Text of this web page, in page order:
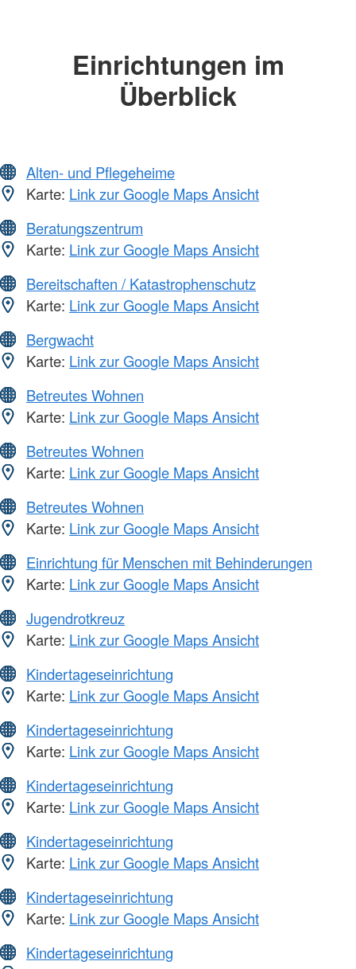
Einrichtungen im
Überblick
Alten- und Pflegeheime
Karte: Link zur Google Maps Ansicht
Beratungszentrum
Karte: Link zur Google Maps Ansicht
Bereitschaften / Katastrophenschutz
Karte: Link zur Google Maps Ansicht
Bergwacht
Karte: Link zur Google Maps Ansicht
Betreutes Wohnen
Karte: Link zur Google Maps Ansicht
Betreutes Wohnen
Karte: Link zur Google Maps Ansicht
Betreutes Wohnen
Karte: Link zur Google Maps Ansicht
Einrichtung für Menschen mit Behinderungen
Karte: Link zur Google Maps Ansicht
Jugendrotkreuz
Karte: Link zur Google Maps Ansicht
Kindertageseinrichtung
Karte: Link zur Google Maps Ansicht
Kindertageseinrichtung
Karte: Link zur Google Maps Ansicht
Kindertageseinrichtung
Karte: Link zur Google Maps Ansicht
Kindertageseinrichtung
Karte: Link zur Google Maps Ansicht
Kindertageseinrichtung
Karte: Link zur Google Maps Ansicht
Kindertageseinrichtung